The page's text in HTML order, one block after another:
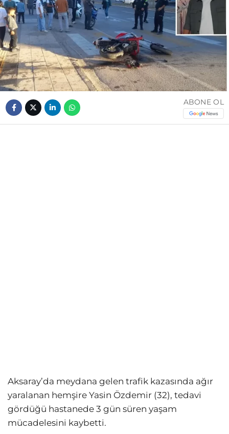
ABONE OL
Aksaray’da meydana gelen trafik kazasında ağır
yaralanan hemşire Yasin Özdemir (32), tedavi
gördüğü hastanede 3 gün süren yaşam
mücadelesini kaybetti.